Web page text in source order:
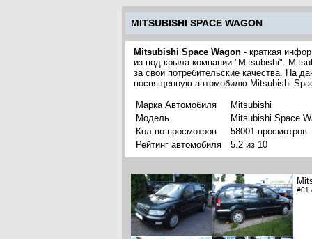
MITSUBISHI SPACE WAGON
Mitsubishi Space Wagon - краткая
из под крыла компании "Mitsubishi".
за свои потребительские качества. На
посвященную автомобилю Mitsubishi
Марка Автомобиля
Mitsubishi
Модель
Mitsubishi Space
Кол-во просмотров
58001 просмотров
Рейтинг автомобиля
5.2 из 10
#01